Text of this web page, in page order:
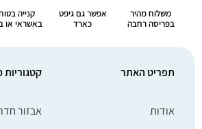
משלוח מהיר
בפריסה רחבה
אפשר גם גיפט
כארד
קנייה בטוחה
באשראי או
תפריט האתר
אודות
קטגוריות
אבזור